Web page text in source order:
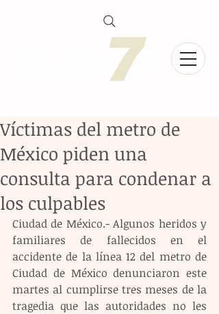
Víctimas del metro de
México piden una
consulta para condenar a
los culpables
Ciudad de México.- Algunos heridos y
familiares de fallecidos en el
accidente de la línea 12 del metro de
Ciudad de México denunciaron este
martes al cumplirse tres meses de la
tragedia que las autoridades no les